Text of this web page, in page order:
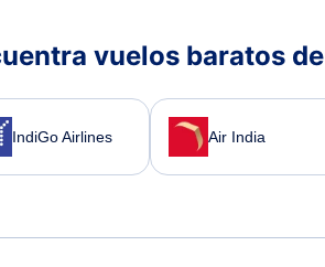
vuelos baratos
IndiGo Airlines Air India